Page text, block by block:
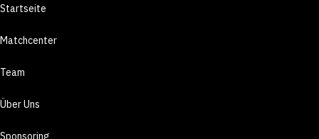
Startseite
Matchcenter
Team
Über Uns
Sponsoring